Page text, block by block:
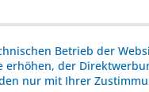
Betrieb der
erhöhen, der
nur mit Ihrer